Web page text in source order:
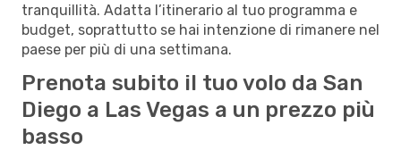
tranquillità. Adatta l’itinerario al tuo programma e
budget, soprattutto se hai intenzione di rimanere nel
paese per più di una settimana.
Prenota subito il tuo volo da San
Diego a Las Vegas a un prezzo più
basso